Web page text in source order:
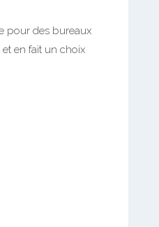
pour des bureaux
en fait un choix